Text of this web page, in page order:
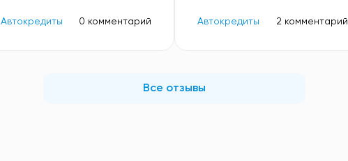
Автокредиты 0 комментарий Автокредиты 2 комментарий
Все отзывы